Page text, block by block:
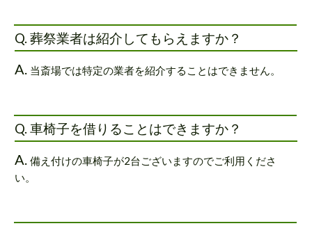
Q. 葬祭業者は紹介してもらえますか？
A. 当斎場では特定の業者を紹介することはできません。
Q. 車椅子を借りることはできますか？
A.備え付けの車椅子が2台ございますのでご利用くださ
い。